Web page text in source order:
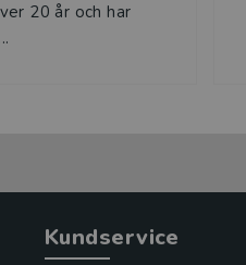
20 år och har
Kundservice